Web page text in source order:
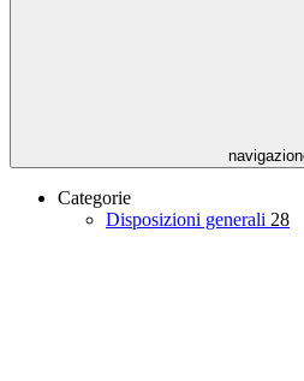
Categorie
Disposizioni generali 28